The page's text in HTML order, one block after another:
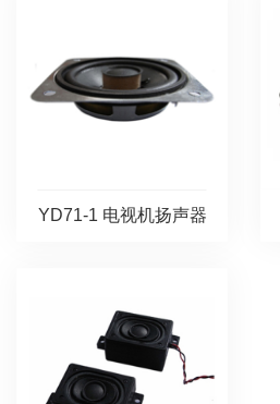
YD71-1 电视机扬声器